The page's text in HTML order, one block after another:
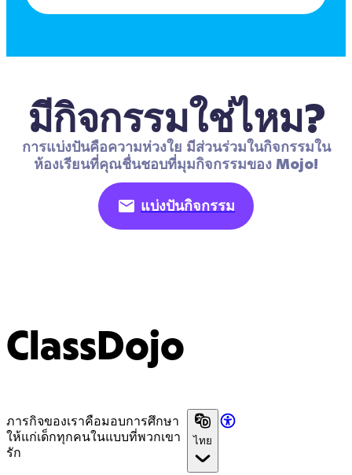
มีกิจกรรมใช่ไหม?
การแบ่งปันคือความห่วงใย มีส่วนร่วมในกิจกรรมใน
ห้องเรียนที่คุณชื่นชอบที่มุมกิจกรรมของ Mojo!
แบ่งปันกิจกรรม
ClassDojo
ภารกิจของเราคือมอบการศึกษา
ให้แก่เด็กทุกคนในแบบที่พวกเขา
รัก
ไทย